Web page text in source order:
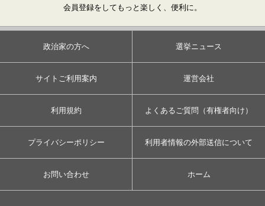
会員登録をしてもっと楽しく、便利に。
政治家の方へ 選挙ニュース
サイトご利用案内 運営会社
利用規約 よくあるご質問（有権者向け）
プライバシーポリシー 利用者情報の外部送信について
お問い合わせ ホーム